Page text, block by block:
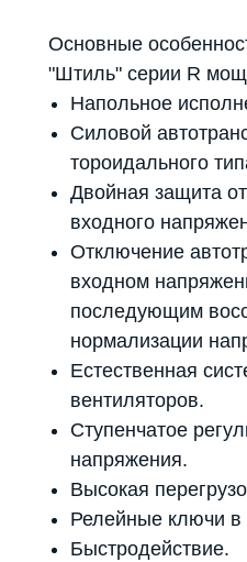
Основные
"Штиль" серии R
Напольное
Силовой
тороидального
Двойная защита
входного
Отключение
входном
последующим
нормализации
Естественная
вентиляторов.
Ступенчатое
напряжения.
Высокая
Релейные ключи в
Быстродействие.